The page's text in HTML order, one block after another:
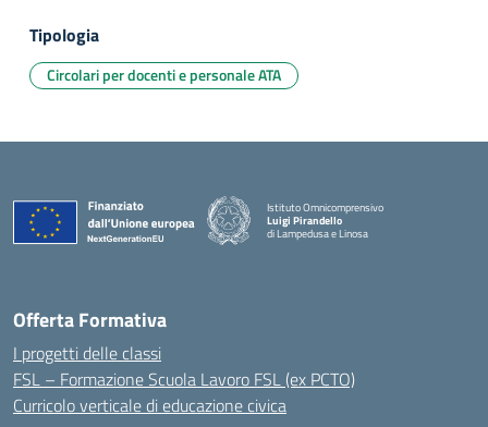
Tipologia
Circolari per docenti e personale ATA
Istituto Omnicomprensivo
Luigi Pirandello
di Lampedusa e Linosa
Offerta Formativa
I progetti delle classi
FSL – Formazione Scuola Lavoro FSL (ex PCTO)
Curricolo verticale di educazione civica